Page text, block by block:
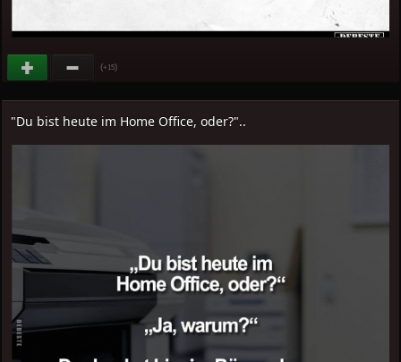
(+15)
"Du bist heute im Home Office, oder?"..